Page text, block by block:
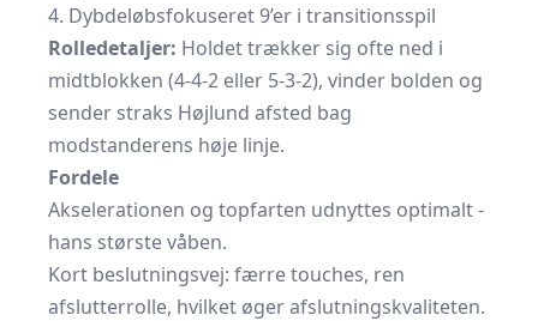
4. Dybdeløbsfokuseret 9’er i transitionsspil
Rolledetaljer: Holdet trækker sig ofte ned i
midtblokken (4-4-2 eller 5-3-2), vinder bolden og
sender straks Højlund afsted bag
modstanderens høje linje.
Fordele
Akselerationen og topfarten udnyttes optimalt -
hans største våben.
Kort beslutningsvej: færre touches, ren
afslutterrolle, hvilket øger afslutningskvaliteten.